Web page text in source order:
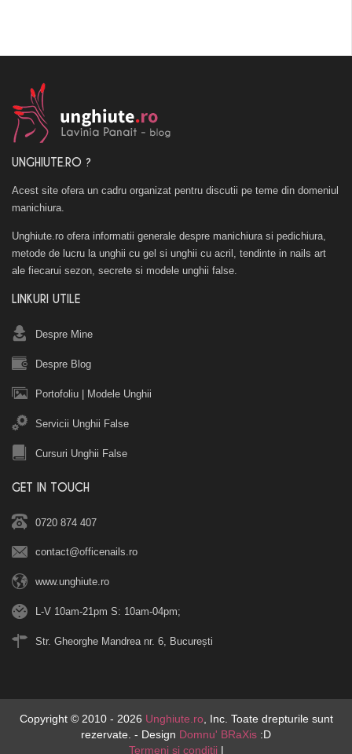
UNGHIUTE.RO ?
Acest site ofera un cadru organizat pentru discutii pe teme din domeniul
manichiura.
Unghiute.ro ofera informatii generale despre manichiura si pedichiura,
metode de lucru la unghii cu gel si unghii cu acril, tendinte in nails art
ale fiecarui sezon, secrete si modele unghii false.
LINKURI UTILE
Despre Mine
Despre Blog
Portofoliu Modele Unghii
Servicii Unghii False
Cursuri Unghii False
GET IN TOUCH
0720 874 407
contact@officenails.ro
www.unghiute.ro
L-V 10am-21pm S: 10am-04pm;
Str. Gheorghe Mandrea nr. 6, București
Copyright © 2010 - 2026 Unghiute.ro , Inc. Toate drepturile sunt
rezervate. - Design Domnu' BRaXis :D
Termeni si conditii |